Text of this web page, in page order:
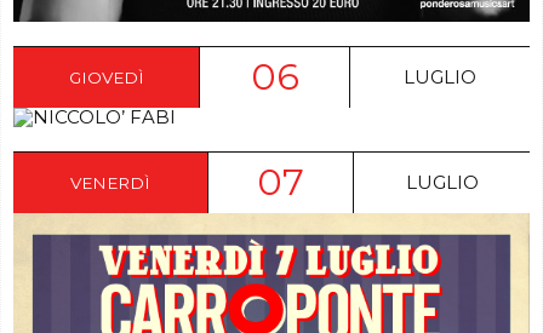
GIOVEDÌ 06 LUGLIO
VENERDÌ 07 LUGLIO